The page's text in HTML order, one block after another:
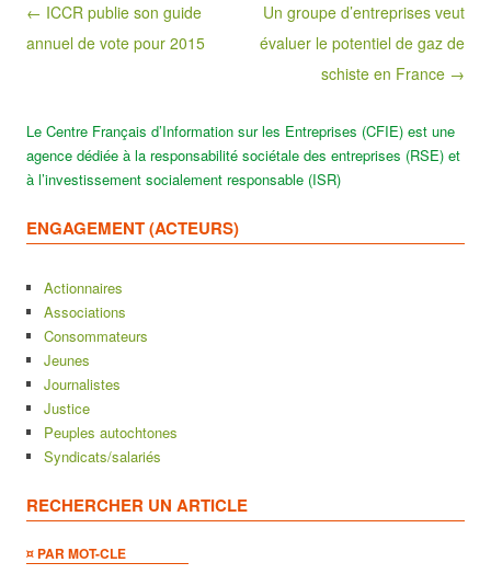
Post navigation
← ICCR publie son guide
annuel de vote pour 2015
Un groupe d’entreprises veut
évaluer le potentiel de gaz de
schiste en France →
Le Centre Français d’Information sur les Entreprises (CFIE) est une
agence dédiée à la responsabilité sociétale des entreprises (RSE) et
à l’investissement socialement responsable (ISR)
ENGAGEMENT (ACTEURS)
Actionnaires
Associations
Consommateurs
Jeunes
Journalistes
Justice
Peuples autochtones
Syndicats/salariés
RECHERCHER UN ARTICLE
¤ PAR MOT-CLE